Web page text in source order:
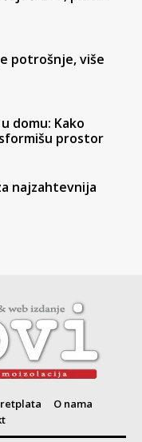
potrošnje, više
domu: Kako
prostor
najzahtevnija
O nama